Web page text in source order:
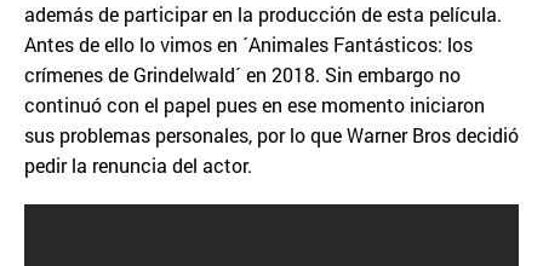
además de participar en la producción de esta película.
Antes de ello lo vimos en ´Animales Fantásticos: los
crímenes de Grindelwald´ en 2018. Sin embargo no
continuó con el papel pues en ese momento iniciaron
sus problemas personales, por lo que Warner Bros decidió
pedir la renuncia del actor.